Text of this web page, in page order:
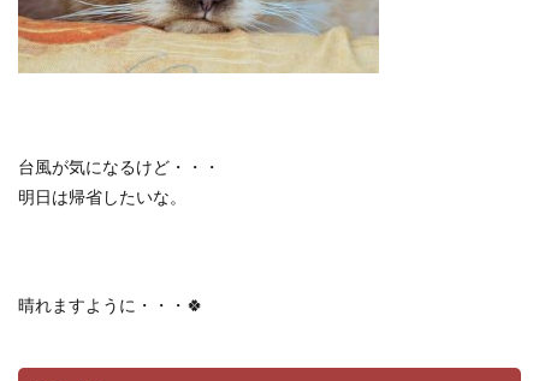
台風が気になるけど・・・
明日は帰省したいな。
晴れますように・・・ 🍀